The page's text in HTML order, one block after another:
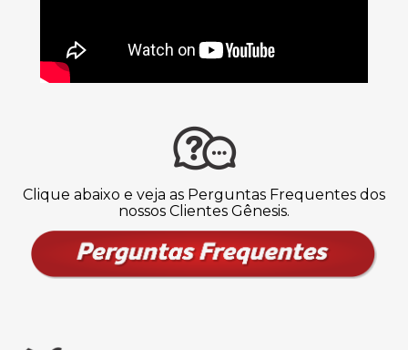
Clique abaixo e veja as Perguntas Frequentes dos
nossos Clientes Gênesis.